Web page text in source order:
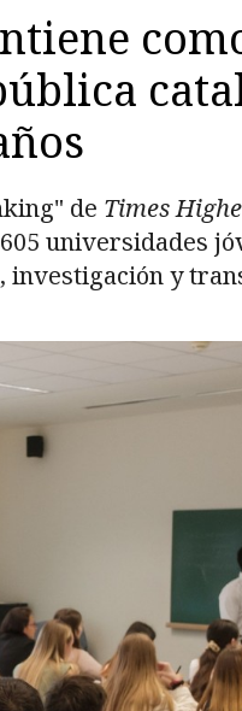
de Times
universidades
investigación y